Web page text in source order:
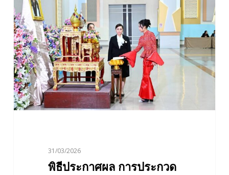
ผล
การ
ประกวด
ผล
งาน
TO
BE
NUMBER
31/03/2026
พิธีประกาศผล การประกวด